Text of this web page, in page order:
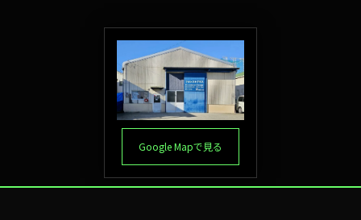
Google Mapで見る